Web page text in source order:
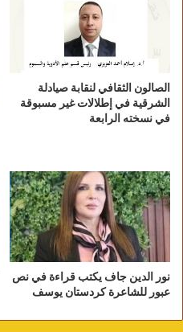
ختام عاليات الدورة الخامسة
الجدير بالذكر أن الدورة
كبار الفنانين التشكيليين،
بكلية التصميم والفنون
الملتقى)، وفاطمة
الجميلة بجامعة حلوان،
التربية الفنية بجامعة
عبدالمعطى الأستاذ
الأقصر، صفية القبانى
قانوش رئيس قطاع الفنون
بركات.
الصالون الثقافي لنقابة صيادلة
الشرقية في إطلالات غير مسبوقة
في نسخته الرابعة
نور الدين جاف يكتب قراءة في نص
عبور للشاعرة كردستان يوسف